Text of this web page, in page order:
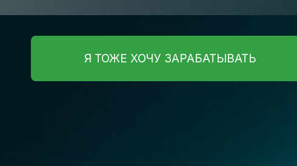
Я ТОЖЕ ХОЧУ ЗАРАБАТЫВАТЬ